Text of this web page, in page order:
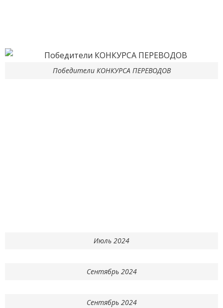
Победители КОНКУРСА ПЕРЕВОДОВ
Июль 2024
Сентябрь 2024
Сентябрь 2024